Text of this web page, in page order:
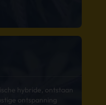
hybride, ontstaan
ontspanning